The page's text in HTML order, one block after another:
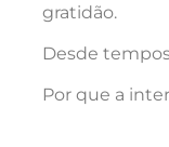
gratidão.
Desde
Por que a